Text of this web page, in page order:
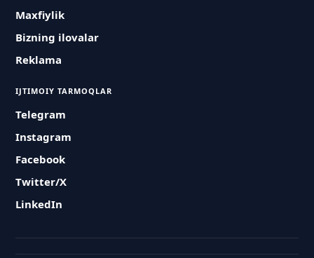
Maxfiylik
Bizning ilovalar
Reklama
IJTIMOIY TARMOQLAR
Telegram
Instagram
Facebook
Twitter/X
LinkedIn